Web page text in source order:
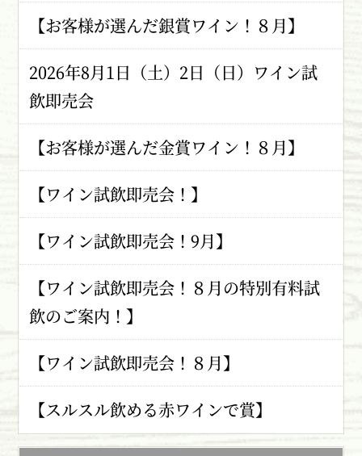
【お客様が選んだ銀賞ワイン！８月】
2026年8月1日（土）2日（日）ワイン試
飲即売会
【お客様が選んだ金賞ワイン！８月】
【ワイン試飲即売会！】
【ワイン試飲即売会！9月】
【ワイン試飲即売会！８月の特別有料試
飲のご案内！】
【ワイン試飲即売会！８月】
【スルスル飲める赤ワインで賞】